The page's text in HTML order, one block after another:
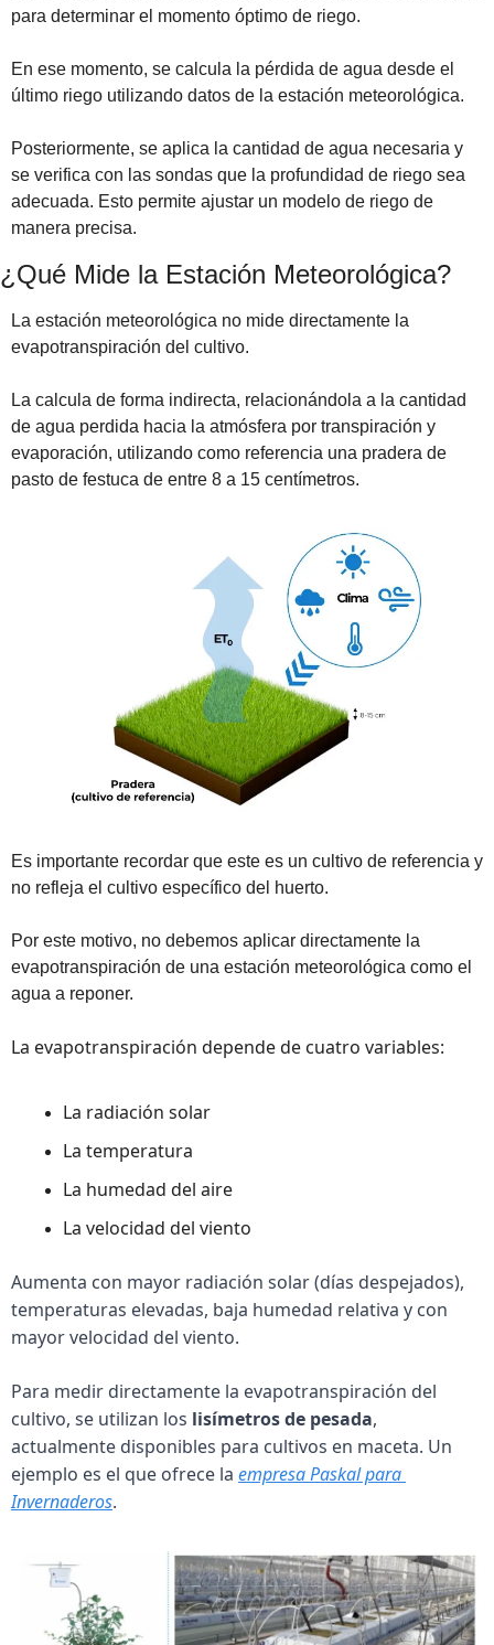
para determinar el momento óptimo de riego.
En ese momento, se calcula la pérdida de agua desde el
último riego utilizando datos de la estación meteorológica.
Posteriormente, se aplica la cantidad de agua necesaria y
se verifica con las sondas que la profundidad de riego sea
adecuada. Esto permite ajustar un modelo de riego de
manera precisa.
¿Qué Mide la Estación Meteorológica?
La estación meteorológica no mide directamente la
evapotranspiración del cultivo.
La calcula de forma indirecta, relacionándola a la cantidad
de agua perdida hacia la atmósfera por transpiración y
evaporación, utilizando como referencia una pradera de
pasto de festuca de entre 8 a 15 centímetros.
Es importante recordar que este es un cultivo de referencia y
no refleja el cultivo específico del huerto.
Por este motivo, no debemos aplicar directamente la
evapotranspiración de una estación meteorológica como el
agua a reponer.
La evapotranspiración depende de cuatro variables:
La radiación solar
La temperatura
La humedad del aire
La velocidad del viento
Aumenta con mayor radiación solar (días despejados),
temperaturas elevadas, baja humedad relativa y con
mayor velocidad del viento.
Para medir directamente la evapotranspiración del
cultivo, se utilizan los lisímetros de pesada,
actualmente disponibles para cultivos en maceta. Un
ejemplo es el que ofrece la empresa Paskal para
Invernaderos.